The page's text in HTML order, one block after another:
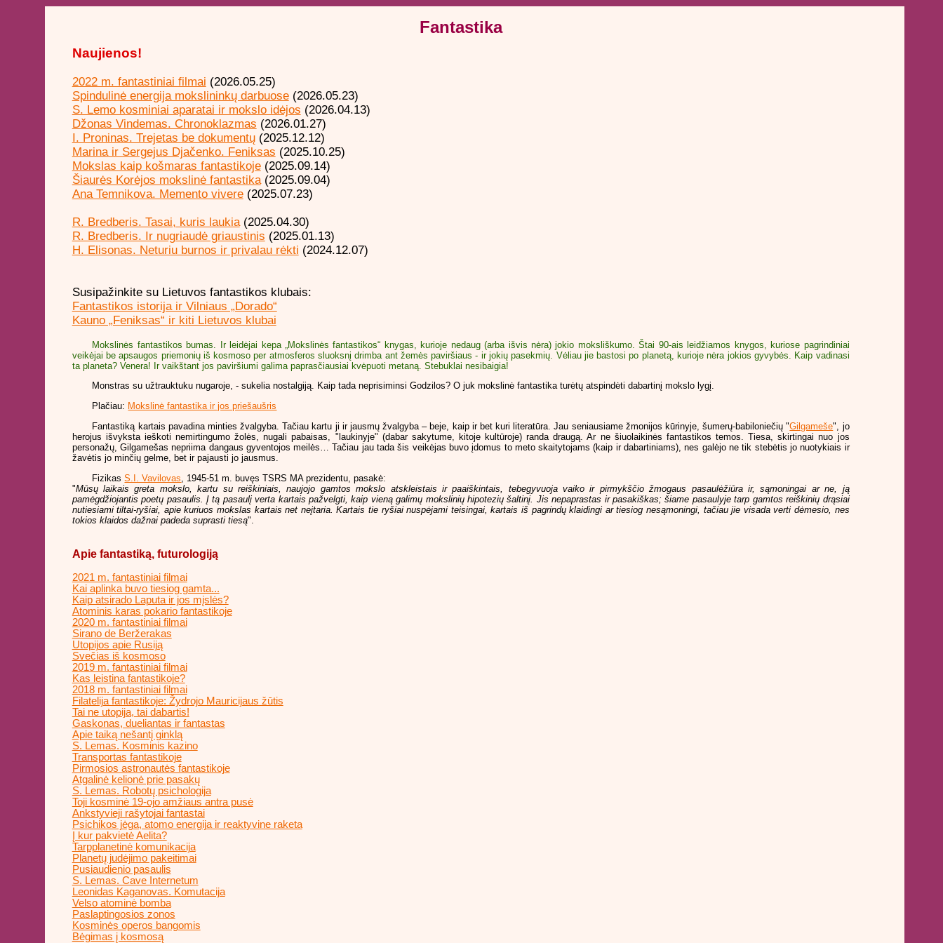
Fantastika
Naujienos!
2022 m. fantastiniai filmai (2026.05.25)
Spindulinė energija mokslininkų darbuose(2026.05.23)
S. Lemo kosminiai aparatai ir mokslo idėjos (2026.04.13)
Džonas Vindemas. Chronoklazmas (2026.01.27)
I. Proninas. Trejetas be dokumentų(2025.12.12)
Marina ir Sergejus Djačenko. Feniksas (2025.10.25)
Mokslas kaip košmaras fantastikoje(2025.09.14)
Šiaurės Korėjos mokslinė fantastika(2025.09.04)
Ana Temnikova. Memento vivere(2025.07.23)
R. Bredberis. Tasai, kuris laukia(2025.04.30)
R. Bredberis. Ir nugriaudė griaustinis (2025.01.13)
H. Elisonas. Neturiu burnos ir privalau rėkti (2024.12.07)
Susipažinkite su Lietuvos fantastikos klubais:
Fantastikos istorija ir Vilniaus „Dorado“
Kauno „Feniksas“ ir kiti Lietuvos klubai
Mokslinės fantastikos bumas. Ir leidėjai kepa „Mokslinės fantastikos“ knygas, kurioje nedaug (arba išvis nėra) jokio moksliškumo. Štai 90-ais leidžiamos knygos, kuriose pagrindiniai
veikėjai be apsaugos priemonių iš kosmoso per atmosferos sluoksnį drimba ant žemės paviršiaus - ir jokių pasekmių. Vėliau jie bastosi po planetą, kurioje nėra jokios gyvybės. Kaip vadinasi
ta planeta? Venera! Ir vaikštant jos paviršiumi galima paprasčiausiai kvėpuoti metaną. Stebuklai nesibaigia!
Monstras su užtrauktuku nugaroje, - sukelia nostalgiją. Kaip tada neprisiminsi Godzilos? O juk mokslinė fantastika turėtų atspindėti dabartinį mokslo lygį.
Plačiau: Mokslinė fantastika ir jos priešaušris
Fantastiką kartais pavadina minties žvalgyba. Tačiau kartu ji ir jausmų žvalgyba – beje, kaip ir bet kuri literatūra. Jau seniausiame žmonijos kūrinyje, šumerų-babiloniečių "Gilgameše", jo
herojus išvyksta ieškoti nemirtingumo žolės, nugali pabaisas, "laukinyje" (dabar sakytume, kitoje kultūroje) randa draugą. Ar ne šiuolaikinės fantastikos temos. Tiesa, skirtingai nuo jos
personažų, Gilgamešas nepriima dangaus gyventojos meilės… Tačiau jau tada šis veikėjas buvo įdomus to meto skaitytojams (kaip ir dabartiniams), nes galėjo ne tik stebėtis jo nuotykiais ir
žavėtis jo minčių gelme, bet ir pajausti jo jausmus.
FizikasS.I. Vavilovas , 1945-51 m. buvęs TSRS MA prezidentu, pasakė:
"Mūsų laikais greta mokslo, kartu su reiškiniais, naujojo gamtos mokslo atskleistais ir paaiškintais, tebegyvuoja vaiko ir pirmykščio žmogaus pasaulėžiūra ir, sąmoningai ar ne, ją
pamėgdžiojantis poetų pasaulis. Į tą pasaulį verta kartais pažvelgti, kaip vieną galimų mokslinių hipotezių šaltinį. Jis nepaprastas ir pasakiškas; šiame pasaulyje tarp gamtos reiškinių drąsiai
nutiesiami tiltai-ryšiai, apie kuriuos mokslas kartais net neįtaria. Kartais tie ryšiai nuspėjami teisingai, kartais iš pagrindų klaidingi ar tiesiog nesąmoningi, tačiau jie visada verti dėmesio, nes
tokios klaidos dažnai padeda suprasti tiesą".
Apie fantastiką, futurologiją
2021 m. fantastiniai filmai
Kai aplinka buvo tiesiog gamta...
Kaip atsirado Laputa ir jos mįslės?
Atominis karas pokario fantastikoje
2020 m. fantastiniai filmai
Sirano de Beržerakas
Utopijos apie Rusiją
Svečias iš kosmoso
2019 m. fantastiniai filmai
Kas leistina fantastikoje?
2018 m. fantastiniai filmai
Filatelija fantastikoje: Žydrojo Mauricijaus žūtis
Tai ne utopija, tai dabartis!
Gaskonas, dueliantas ir fantastas
Apie taiką nešantį ginklą
S. Lemas. Kosminis kazino
Transportas fantastikoje
Pirmosios astronautės fantastikoje
Atgalinė kelionė prie pasakų
S. Lemas. Robotų psichologija
Toji kosminė 19-ojo amžiaus antra pusė
Ankstyvieji rašytojai fantastai
Psichikos jėga, atomo energija ir reaktyvine raketa
Į kur pakvietė Aelita?
Tarpplanetinė komunikacija
Planetų judėjimo pakeitimai
Pusiaudienio pasaulis
S. Lemas. Cave Internetum
Leonidas Kaganovas. Komutacija
Velso atominė bomba
Paslaptingosios zonos
Kosminės operos bangomis
Bėgimas į kosmosą